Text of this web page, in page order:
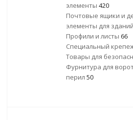
элементы 420
Почтовые ящики и
элементы для зданий
Профили и листы 66
Специальный
Товары для
Фурнитура для
перил 50